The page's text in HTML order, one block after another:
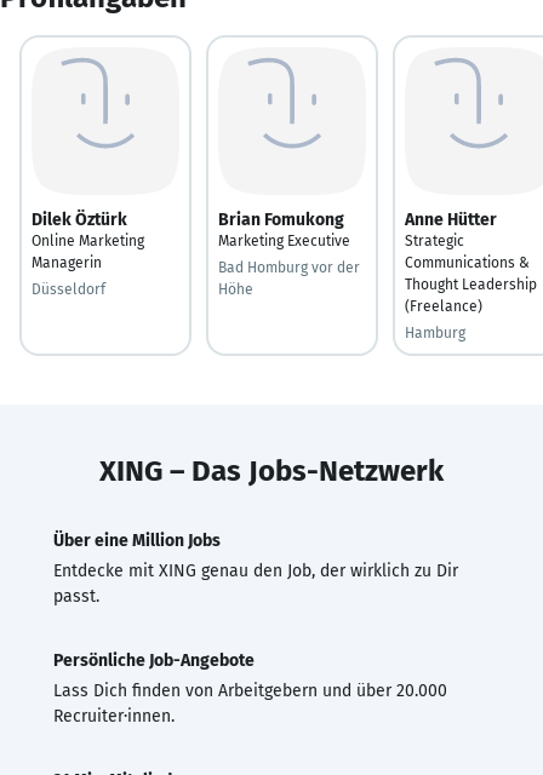
Dilek Öztürk
Online Marketing
Managerin
Düsseldorf
Brian Fomukong
Marketing Executive
Bad Homburg vor der
Höhe
Anne Hütter
Strategic
Communications &
Thought Leadership
(Freelance)
Hamburg
XING – Das Jobs-Netzwerk
Über eine Million Jobs
Entdecke mit XING genau den Job, der wirklich zu Dir
passt.
Persönliche Job-Angebote
Lass Dich finden von Arbeitgebern und über 20.000
Recruiter·innen.